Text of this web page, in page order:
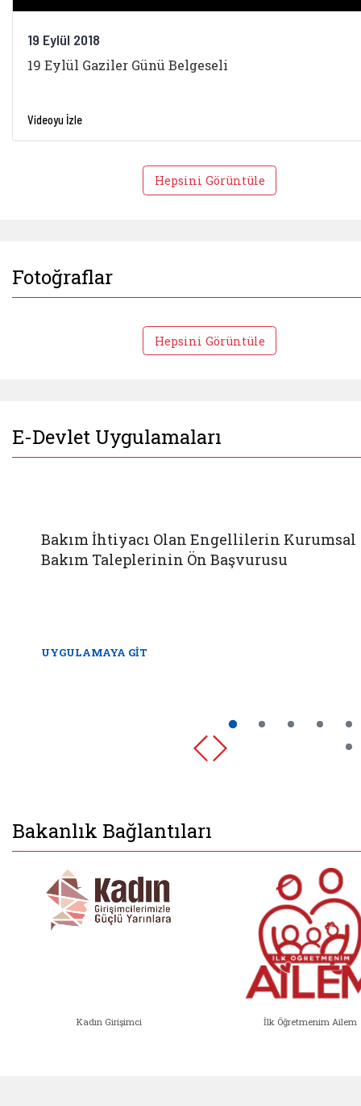
19 Eylül 2018
19 Eylül Gaziler Günü Belgeseli
Videoyu İzle
Hepsini Görüntüle
Fotoğraflar
Hepsini Görüntüle
E-Devlet Uygulamaları
Bakım İhtiyacı Olan Engellilerin Kurumsal
Bakım Taleplerinin Ön Başvurusu
UYGULAMAYA GİT
Bakanlık Bağlantıları
Kadın Girişimci İlk Öğretmenim Ailem